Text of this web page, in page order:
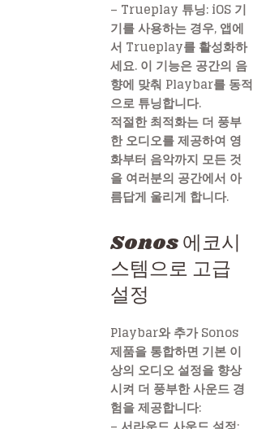
– Trueplay 튜닝: iOS 기
기를 사용하는 경우, 앱에
서 Trueplay를 활성화하
세요. 이 기능은 공간의 음
향에 맞춰 Playbar를 동적
으로 튜닝합니다.
적절한 최적화는 더 풍부
한 오디오를 제공하여 영
화부터 음악까지 모든 것
을 여러분의 공간에서 아
름답게 울리게 합니다.
Sonos 에코시
스템으로 고급
설정
Playbar와 추가 Sonos
제품을 통합하면 기본 이
상의 오디오 설정을 향상
시켜 더 풍부한 사운드 경
험을 제공합니다: